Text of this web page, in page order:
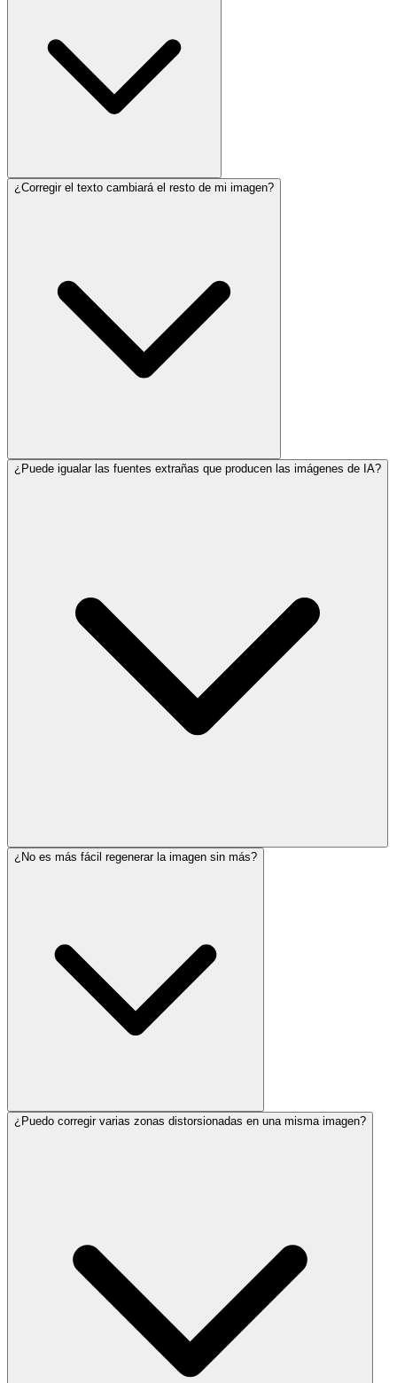
¿Corregir el texto cambiará el resto de mi imagen?
¿Puede igualar las fuentes extrañas que producen las imágenes de IA?
¿No es más fácil regenerar la imagen sin más?
¿Puedo corregir varias zonas distorsionadas en una misma imagen?